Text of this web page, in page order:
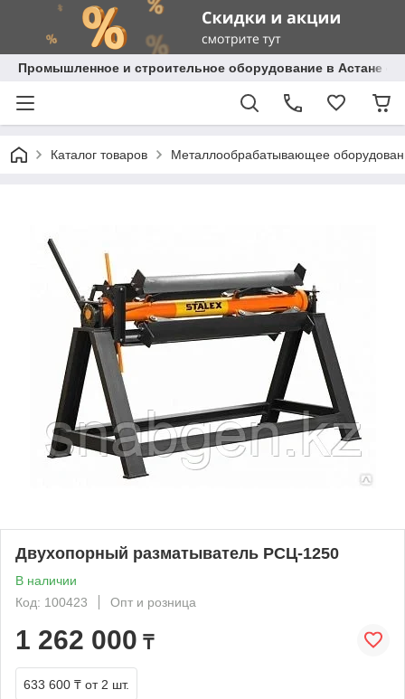
Промышленное и строительное оборудование в Астане с
Каталог товаров Металлообрабатывающее
Двухопорный разматыватель РСЦ-1250
В наличии
Код: 100423
Опт и розница
1 262 000 ₸
633 600 ₸ от 2 шт.